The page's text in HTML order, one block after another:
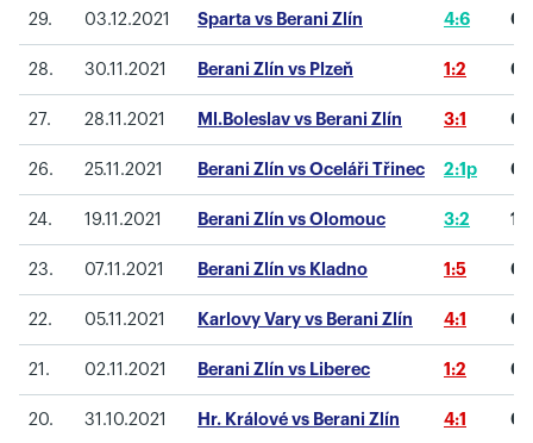
29. 03.12.2021 Sparta vs Berani Zlín 4:6 0
28. 30.11.2021 Berani Zlín vs Plzeň 1:2 0
27. 28.11.2021 Ml.Boleslav vs Berani Zlín 3:1 0
26. 25.11.2021 Berani Zlín vs Oceláři Třinec 2:1p 0
24. 19.11.2021 Berani Zlín vs Olomouc 3:2 1
23. 07.11.2021 Berani Zlín vs Kladno 1:5 0
22. 05.11.2021 Karlovy Vary vs Berani Zlín 4:1 0
21. 02.11.2021 Berani Zlín vs Liberec 1:2 0
20. 31.10.2021 Hr. Králové vs Berani Zlín 4:1 0